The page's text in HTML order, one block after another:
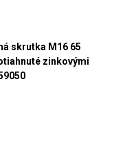
skrutka M16 65
zinkovými